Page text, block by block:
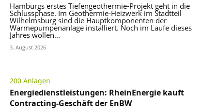
Hamburgs erstes Tiefengeothermie-Projekt geht in die
Schlussphase. Im Geothermie-Heizwerk im Stadtteil
Wilhelmsburg sind die Hauptkomponenten der
Wärmepumpenanlage installiert. Noch im Laufe dieses
Jahres wollen...
3. August 2026
200 Anlagen
Energiedienstleistungen: RheinEnergie kauft
Contracting-Geschäft der EnBW